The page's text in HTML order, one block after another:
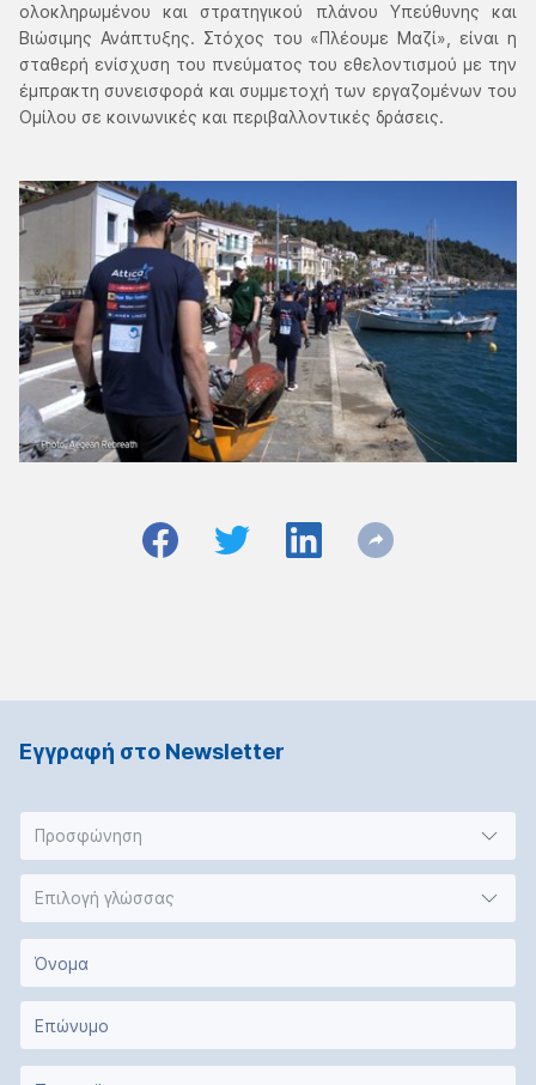
ολοκληρωμένου και στρατηγικού πλάνου Υπεύθυνης και
Βιώσιμης Ανάπτυξης. Στόχος του «Πλέουμε Μαζί», είναι η
σταθερή ενίσχυση του πνεύματος του εθελοντισμού με την
έμπρακτη συνεισφορά και συμμετοχή των εργαζομένων του
Ομίλου σε κοινωνικές και περιβαλλοντικές δράσεις.
Εγγραφή στο Νewsletter
Προσφώνηση
Επιλογή γλώσσας